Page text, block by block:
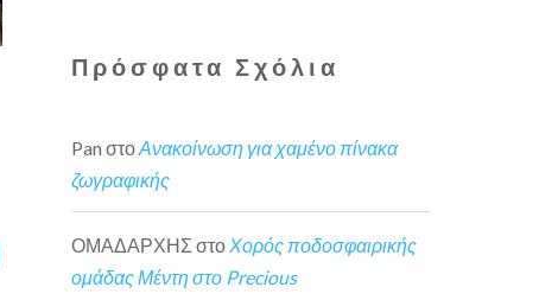
Πρόσφατα Σχόλια
Pan στοΑνακοίνωση για χαμένο πίνακα
ζωγραφικής
ΟΜΑΔΑΡΧΗΣ στο Χορός ποδοσφαιρικής
ομάδας Μέντη στο Precious